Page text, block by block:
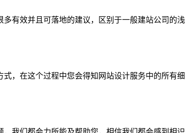
有效并且可落地的建议，区别于一般建站公司的浅
，在这个过程中您会得知网站设计服务中的所有细